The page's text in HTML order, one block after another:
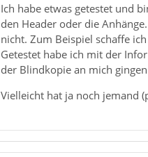
Ich habe etwas getestet und
den Header oder die
nicht. Zum Beispiel schaffe
Getestet habe ich mit der
der Blindkopie an mich
Vielleicht hat ja noch jemand